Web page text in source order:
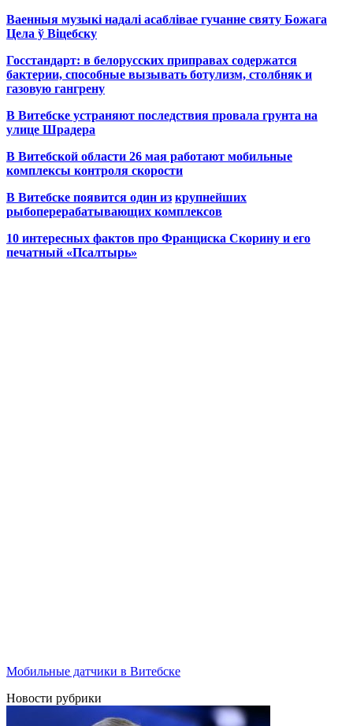
Ваенныя музыкі надалі асаблівае гучанне святу Божага
Цела ў Віцебску
Госстандарт: в белорусских приправах содержатся
бактерии, способные вызывать ботулизм, столбняк и
газовую гангрену
В Витебске устраняют последствия провала грунта на
улице Шрадера
В Витебской области 26 мая работают мобильные
комплексы контроля скорости
В Витебске появится один из крупнейших
рыбоперерабатывающих комплексов
10 интересных фактов про Франциска Скорину и его
печатный «Псалтырь»
Мобильные датчики в Витебске
Новости рубрики